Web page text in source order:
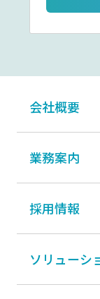
会社概要
業務案内
採用情報
ソリューシ